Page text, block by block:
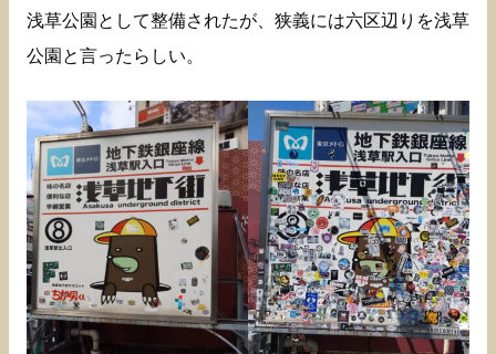
浅草公園として整備されたが、狭義には六区辺りを浅草
公園と言ったらしい。